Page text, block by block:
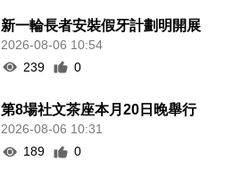
新一輪長者安裝假牙計劃明開展
2026-08-06 10:54
239
0
第8場社文茶座本月20日晚舉行
2026-08-06 10:31
189
0